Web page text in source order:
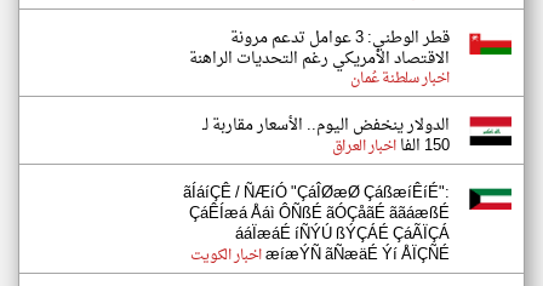
قطر الوطني: 3 عوامل تدعم مرونة
الاقتصاد الأمريكي رغم التحديات الراهنة
اخبار سلطنة عُمان
الدولار ينخفض اليوم.. الأسعار مقاربة لـ
150 الفا اخبار العراق
ãÍáíÇÊ / ÑÆíÓ "ÇáÎØæØ ÇáßæíÊíÉ":
ÇáÊÍæá Åáì ÔÑßÉ ãÓÇåãÉ ããáæßÉ
ááÏæáÉ íÑÝÚ ßÝÇÁÉ ÇáÃÏÇÁ
æíæÝÑ ãÑæäÉ Ýí ÅÏÇÑÉاخبار الكويت